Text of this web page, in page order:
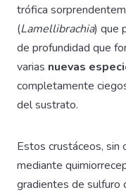
trófica
(Lamellibrachia) que
de profundidad que
varias nuevas
completamente
del sustrato.
Estos crustáceos, sin
mediante
gradientes de sulfuro